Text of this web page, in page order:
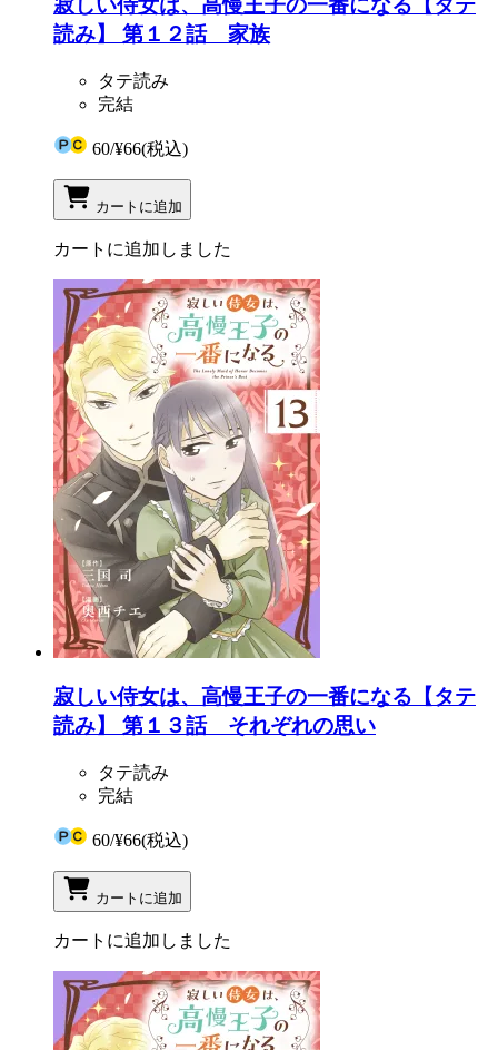
寂しい侍女は、高慢王子の一番になる【タテ
読み】 第１２話 家族
タテ読み
完結
60/¥66(税込)
カートに追加
カートに追加しました
寂しい侍女は、高慢王子の一番になる【タテ
読み】 第１３話 それぞれの思い
タテ読み
完結
60/¥66(税込)
カートに追加
カートに追加しました